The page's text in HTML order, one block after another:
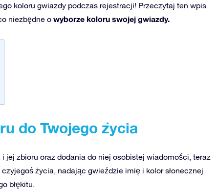
koloru gwiazdy podczas rejestracji! Przeczytaj ten wpis
niezbędne o wyborze koloru swojej gwiazdy.
do Twojego życia
jej zbioru oraz dodania do niej osobistej wiadomości, teraz
życia, nadając gwieździe imię i kolor słonecznej
błękitu.